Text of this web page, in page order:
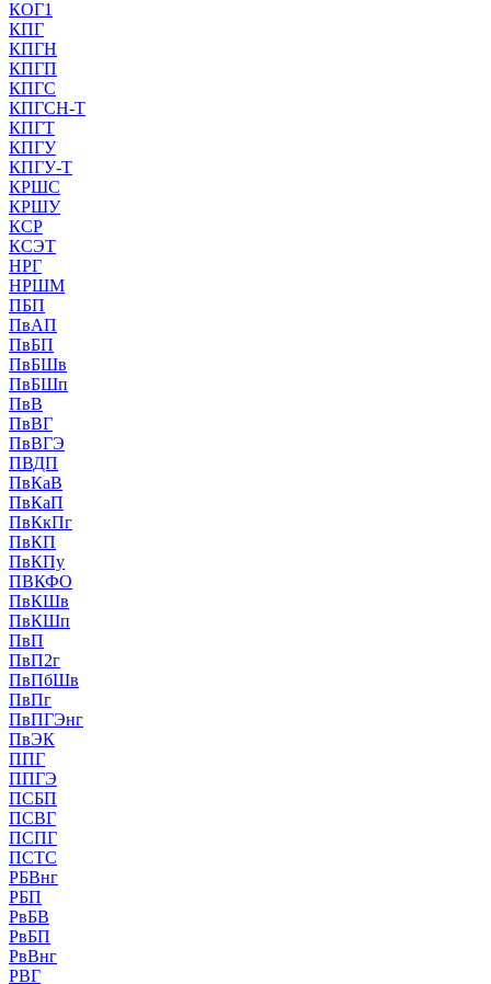
КОГ1
КПГ
КПГН
КПГП
КПГС
КПГСН-Т
КПГТ
КПГУ
КПГУ-Т
КРШС
КРШУ
КСР
КСЭТ
НРГ
НРШМ
ПБП
ПвАП
ПвБП
ПвБШв
ПвБШп
ПвВ
ПвВГ
ПвВГЭ
ПВДП
ПвКаВ
ПвКаП
ПвКкПг
ПвКП
ПвКПу
ПВКФО
ПвКШв
ПвКШп
ПвП
ПвП2г
ПвПбШв
ПвПг
ПвПГЭнг
ПвЭК
ППГ
ППГЭ
ПСБП
ПСВГ
ПСПГ
ПСТС
РБВнг
РБП
РвБВ
РвБП
РвВнг
РВГ